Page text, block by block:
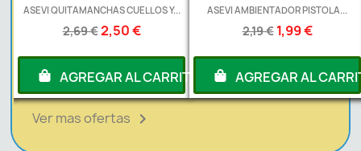
ASEVI QUITAMANCHAS CUELLOS Y...
2,69 €2,50 €
AGREGAR AL CARRITO
ASEVI AMBIENTADOR PISTOLA...
2,19 € 1,99 €
AGREGAR AL
Ver mas ofertas 